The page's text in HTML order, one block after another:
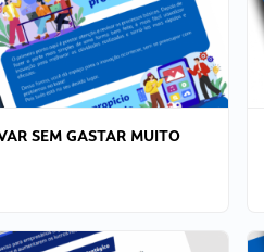
SEM GASTAR MUITO